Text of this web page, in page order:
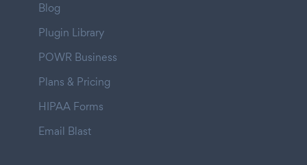
Blog
Plugin Library
POWR Business
Plans & Pricing
HIPAA Forms
Email Blast